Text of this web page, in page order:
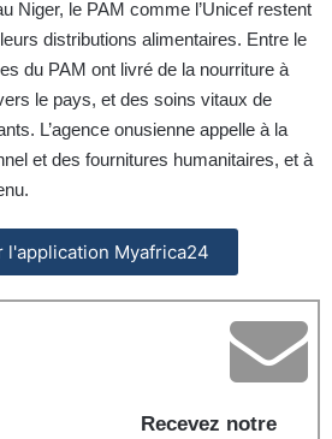
Niger, le PAM comme l’Unicef restent
distributions alimentaires. Entre le
du PAM ont livré de la nourriture à
le pays, et des soins vitaux de
L’agence onusienne appelle à la
et des fournitures humanitaires, et à
l'application Myafrica24
Recevez notre